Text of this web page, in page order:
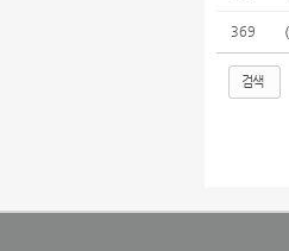
369
검색